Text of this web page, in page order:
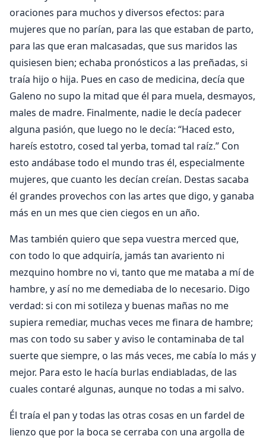
oraciones para muchos y diversos efectos: para
mujeres que no parían, para las que estaban de parto,
para las que eran malcasadas, que sus maridos las
quisiesen bien; echaba pronósticos a las preñadas, si
traía hijo o hija. Pues en caso de medicina, decía que
Galeno no supo la mitad que él para muela, desmayos,
males de madre. Finalmente, nadie le decía padecer
alguna pasión, que luego no le decía: “Haced esto,
hareís estotro, cosed tal yerba, tomad tal raíz.” Con
esto andábase todo el mundo tras él, especialmente
mujeres, que cuanto les decían creían. Destas sacaba
él grandes provechos con las artes que digo, y ganaba
más en un mes que cien ciegos en un año.
Mas también quiero que sepa vuestra merced que,
con todo lo que adquiría, jamás tan avariento ni
mezquino hombre no vi, tanto que me mataba a mí de
hambre, y así no me demediaba de lo necesario. Digo
verdad: si con mi sotileza y buenas mañas no me
supiera remediar, muchas veces me finara de hambre;
mas con todo su saber y aviso le contaminaba de tal
suerte que siempre, o las más veces, me cabía lo más y
mejor. Para esto le hacía burlas endiabladas, de las
cuales contaré algunas, aunque no todas a mi salvo.
Él traía el pan y todas las otras cosas en un fardel de
lienzo que por la boca se cerraba con una argolla de